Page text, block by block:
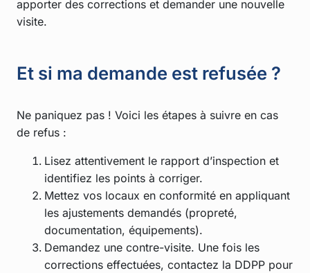
apporter des corrections et demander une nouvelle
visite.
Et si ma demande est refusée ?
Ne paniquez pas ! Voici les étapes à suivre en cas
de refus :
Lisez attentivement le rapport d’inspection et
identifiez les points à corriger.
Mettez vos locaux en conformité en appliquant
les ajustements demandés (propreté,
documentation, équipements).
Demandez une contre-visite. Une fois les
corrections effectuées, contactez la DDPP pour